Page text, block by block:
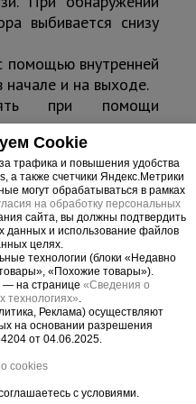
выбивается снизу
помощью внутренней
начале и на выходе.
при помощи
направлению сверху
секциями.
в обратной
соосность.
зданию каждые 10 м
скорости не менее
диаметром более
Cookie
трафика и повышения удобства
а также счетчики Яндекс.Метрики
могут обрабатываться в рамках
на обработку персональных
сайта, вы должны подтвердить
данных и использование файлов
целях.
технологии (блоки «Недавно
«Похожие товары»).
— на странице «Сведения о
технологиях»
Реклама) осуществляют
на основании разрешения
от 04.06.2025.
cookies
с условиями.